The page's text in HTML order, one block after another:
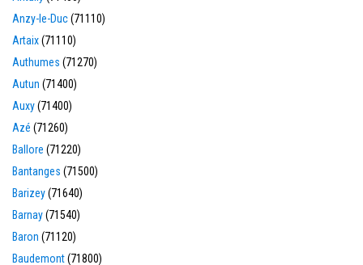
Anzy-le-Duc(71110)
Artaix(71110)
Authumes (71270)
Autun (71400)
Auxy(71400)
Azé (71260)
Ballore (71220)
Bantanges (71500)
Barizey(71640)
Barnay(71540)
Baron (71120)
Baudemont(71800)